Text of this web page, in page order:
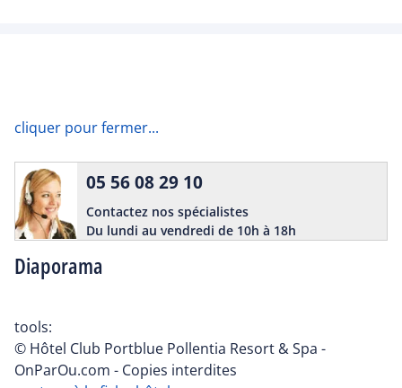
cliquer pour fermer...
Diaporama
05 56 08 29 10
Contactez nos spécialistes
Du lundi au vendredi de 10h à 18h
tools:
© Hôtel Club Portblue Pollentia Resort & Spa -
OnParOu.com - Copies interdites